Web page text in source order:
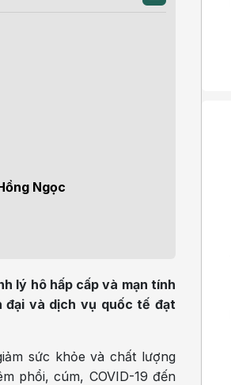
họcNgọc
lý hô hấp cấp và mạn tính
đại và dịch vụ quốc tế đạt
sức khỏe và chất lượng
phổi, cúm, COVID-19 đến